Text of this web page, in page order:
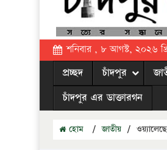
শনিবার , ৮ আগস্ট, ২০২৬
প্রচ্ছদ চাঁদপুর
চাঁদপুর এর ডাক্তারগন
হোম / জাতীয় /